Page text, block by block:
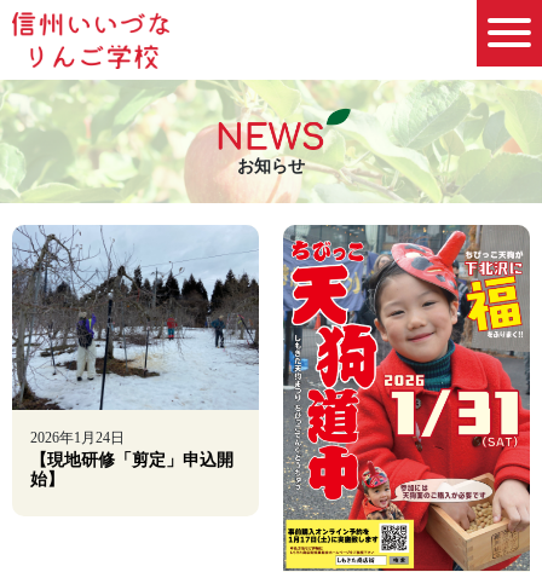
お知らせ
2026年1月24日
【現地研修「剪定」申込開
始】